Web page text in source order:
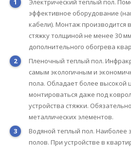
Электрический теплый пол.
эффективное оборудование
кабели). Монтаж производится
стяжку толщиной не менее 30
дополнительного обогрева
Пленочный теплый пол.
самым экологичным и
пола. Обладает более высокой
монтироваться даже под
устройства стяжки.
металлических элементов.
Водяной теплый пол.
полов. При устройстве в